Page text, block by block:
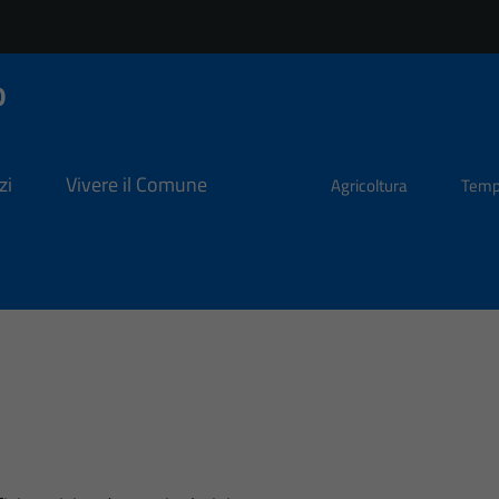
Vivere il Comune Agricoltura